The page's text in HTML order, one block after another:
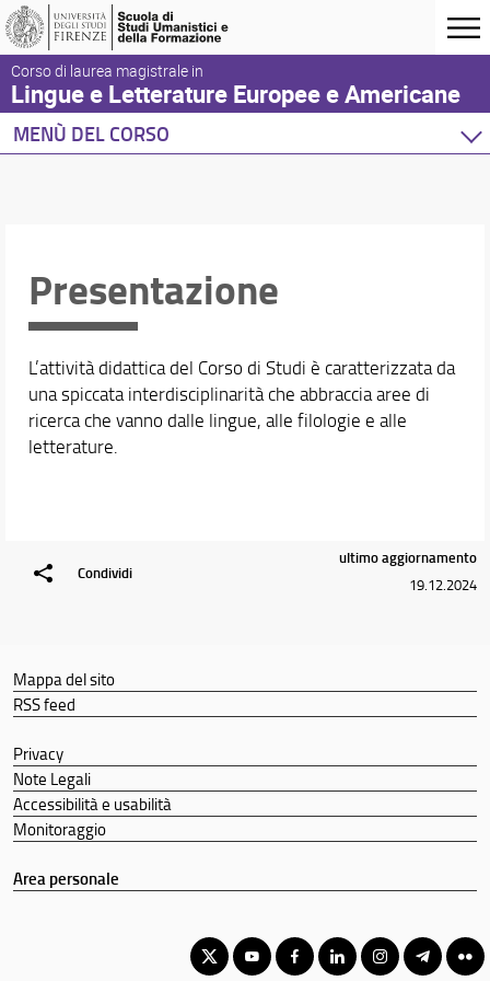
Corso di laurea magistrale in
Lingue e Letterature Europee e Americane
MENÙ DEL CORSO
Presentazione
Piani di studio
Insegnamenti
Mobilità internazionale
Tirocini e Attività formative interne
Conoscenza delle lingue
Conoscenze informatiche
Orario e calendari
Presentazione
L’attività didattica del Corso di Studi è caratterizzata da
una spiccata interdisciplinarità che abbraccia aree di
ricerca che vanno dalle lingue, alle filologie e alle
letterature.
Condividi
ultimo aggiornamento
19.12.2024
Mappa del sito
RSS feed
Privacy
Note Legali
Accessibilità e usabilità
Monitoraggio
Area personale